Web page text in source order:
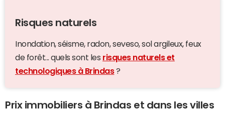
Risques naturels
Inondation, séisme, radon, seveso, sol argileux, feux
de forêt... quels sont les risques naturels et
technologiques à Brindas?
Prix immobiliers à Brindas et dans les villes